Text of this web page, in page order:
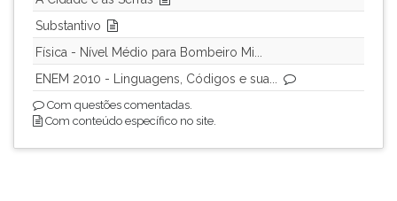
Substantivo
Física - Nível Médio para Bombeiro Mi...
ENEM 2010 - Linguagens, Códigos e sua...
Com questões comentadas.
Com conteúdo específico no site.